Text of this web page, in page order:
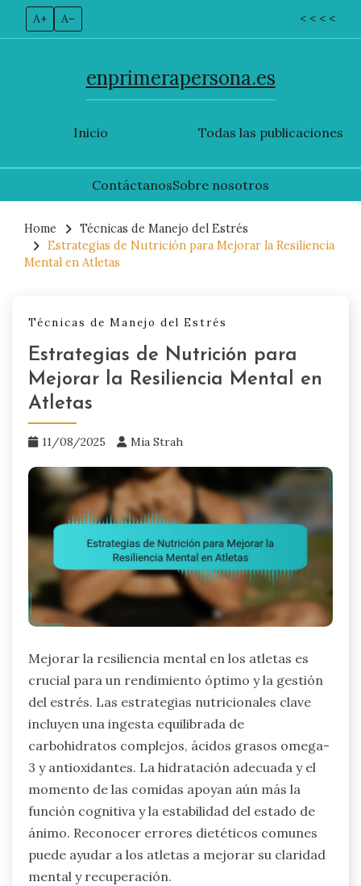
A+ A– < < < <
Inicio
enprimerapersona.es
Todas las publicaciones
ContáctanosSobre nosotros
content
Home
Técnicas de Manejo del Estrés
Estrategias de Nutrición para Mejorar la Resiliencia
Mental en Atletas
Técnicas de Manejo del Estrés
Estrategias de Nutrición para
Mejorar la Resiliencia Mental en
Atletas
11/08/2025 Mia Strah
Mejorar la resiliencia mental en los atletas es
crucial para un rendimiento óptimo y la gestión
del estrés. Las estrategias nutricionales clave
incluyen una ingesta equilibrada de
carbohidratos complejos, ácidos grasos omega-
3 y antioxidantes. La hidratación adecuada y el
momento de las comidas apoyan aún más la
función cognitiva y la estabilidad del estado de
ánimo. Reconocer errores dietéticos comunes
puede ayudar a los atletas a mejorar su claridad
mental y recuperación.